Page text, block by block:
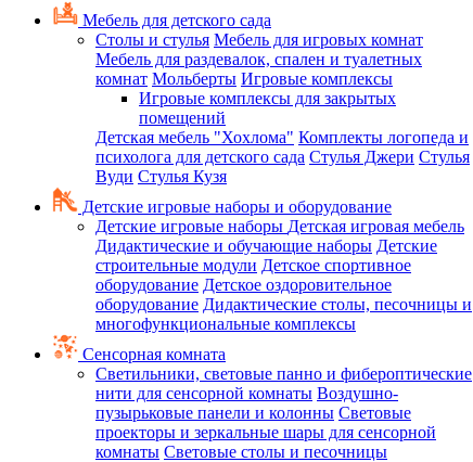
Мебель для детского сада
Столы и стулья Мебель для игровых комнат
Мебель для раздевалок, спален и туалетных
комнат Мольберты Игровые комплексы
Игровые комплексы для закрытых
помещений
Детская мебель "Хохлома" Комплекты логопеда и
психолога для детского сада Стулья Джери Стулья
Вуди Стулья Кузя
Детские игровые наборы и оборудование
Детские игровые наборы Детская игровая мебель
Дидактические и обучающие наборы Детские
строительные модули Детское спортивное
оборудование Детское оздоровительное
оборудование Дидактические столы, песочницы и
многофункциональные комплексы
Сенсорная комната
Светильники, световые панно и фибероптические
нити для сенсорной комнаты Воздушно-
пузырьковые панели и колонны Световые
проекторы и зеркальные шары для сенсорной
комнаты Световые столы и песочницы